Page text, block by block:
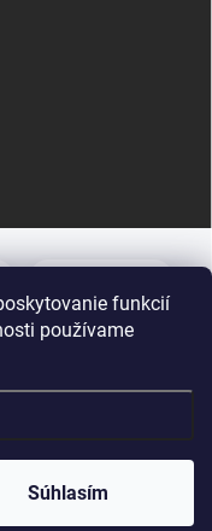
funkcií
používame
Súhlasím
práva vyhradené.Upraviť